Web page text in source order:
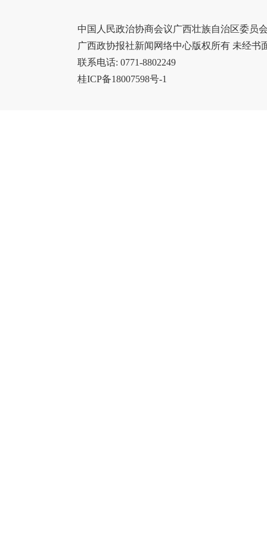
中国人民政治协商会议广西壮族自治区委员
广西政协报社新闻网络中心版权所有 未经书
联系电话: 0771-8802249
桂ICP备18007598号-1